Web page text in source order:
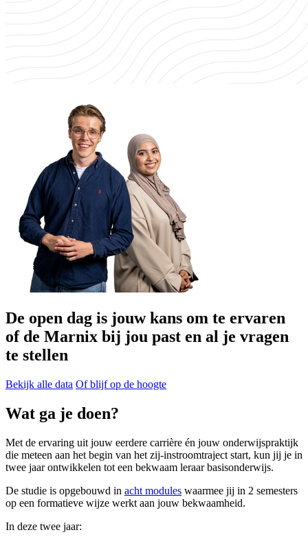
De open dag is jouw kans om te ervaren
of de Marnix bij jou past en al je vragen
te stellen
Bekijk alle data Of blijf op de hoogte
Wat ga je doen?
Met de ervaring uit jouw eerdere carrière én jouw onderwijspraktijk
die meteen aan het begin van het zij-instroomtraject start, kun jij je in
twee jaar ontwikkelen tot een bekwaam leraar basisonderwijs.
De studie is opgebouwd in acht modules waarmee jij in 2 semesters
op een formatieve wijze werkt aan jouw bekwaamheid.
In deze twee jaar: